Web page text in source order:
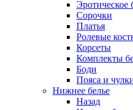
Эротическое
Сорочки
Платья
Ролевые
Корсеты
Комплекты
Боди
Пояса и
Нижнее белье
Назад